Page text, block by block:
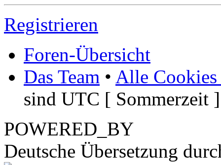
Registrieren
Foren-Übersicht
Das Team • Alle Cookies
sind UTC [ Sommerzeit ]
POWERED_BY
Deutsche Übersetzung